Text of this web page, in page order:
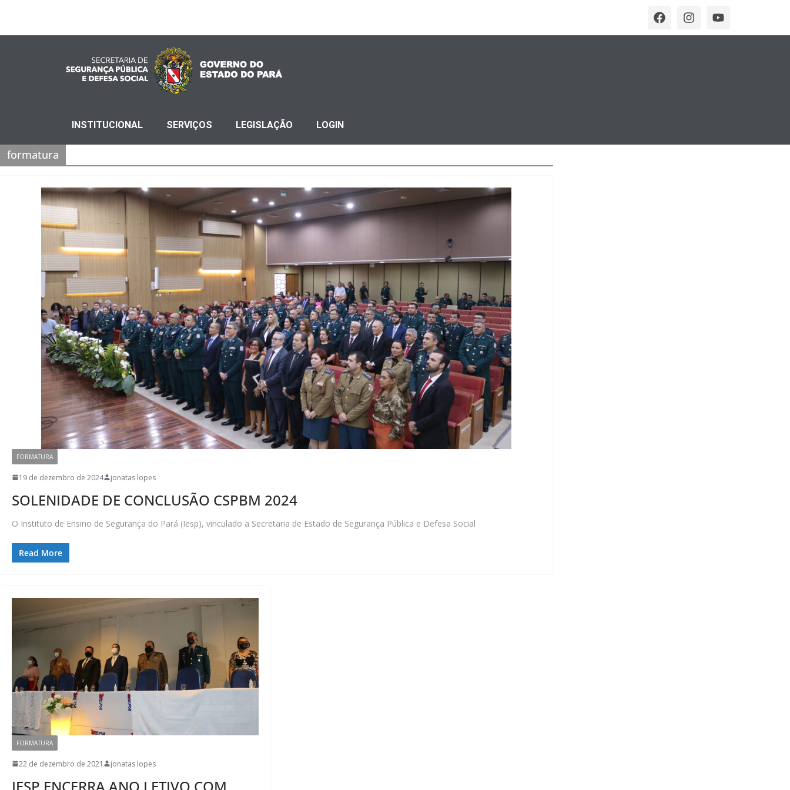
INSTITUCIONAL SERVIÇOS LEGISLAÇÃO LOGIN
formatura
FORMATURA
19 de dezembro de 2024 jonatas lopes
SOLENIDADE DE CONCLUSÃO CSPBM 2024
O Instituto de Ensino de Segurança do Pará (Iesp), vinculado a Secretaria de Estado de Segurança Pública e Defesa Social
Read More
FORMATURA
22 de dezembro de 2021 jonatas lopes
IESP ENCERRA ANO LETIVO COM